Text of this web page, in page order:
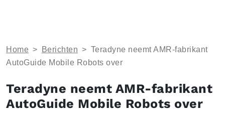
Home > Berichten > Teradyne neemt AMR-fabrikant
AutoGuide Mobile Robots over
Teradyne neemt AMR-fabrikant
AutoGuide Mobile Robots over